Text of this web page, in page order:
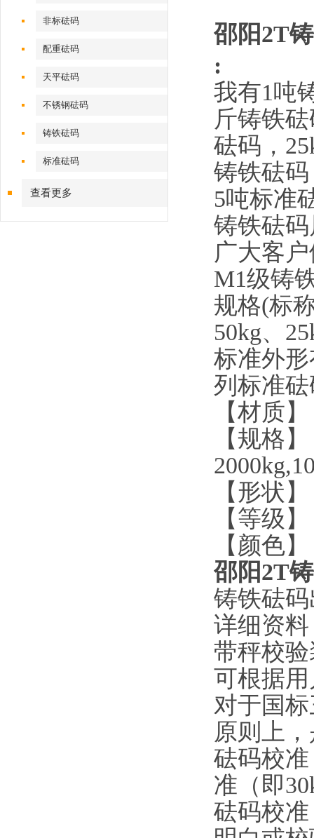
非标砝码
配重砝码
天平砝码
不锈钢砝码
铸铁砝码
标准砝码
查看更多
邵阳2T
:
我有1吨
斤铸铁
砝码，
铸铁砝
5吨标准
铸铁砝
广大客
M1级铸
规格(标
50kg、
标准外
列标准
【材质
【规格
【形状
【等级
【颜色
邵阳2T
铸铁砝
详细资
带秤校
可根据
对于国
原则上
砝码校
准（即
砝码校